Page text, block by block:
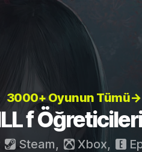
3000+ Oyunun Tümü→
f
Steam, Xbox,